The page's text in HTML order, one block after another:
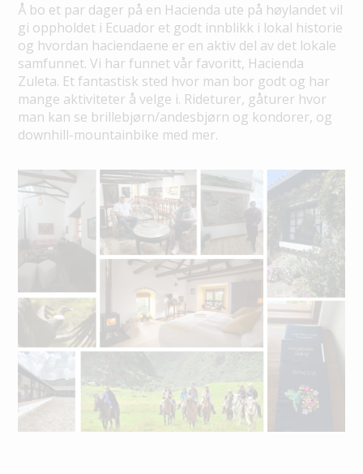
Å bo et par dager på en Hacienda ute på høylandet vil
gi oppholdet i Ecuador et godt innblikk i lokal historie
og hvordan haciendaene er en aktiv del av det lokale
samfunnet. Vi har funnet vår favoritt, Hacienda
Zuleta. Et fantastisk sted hvor man bor godt og har
mange aktiviteter å velge i. Rideturer, gåturer hvor
man kan se brillebjørn/andesbjørn og kondorer, og
downhill-mountainbike med mer.